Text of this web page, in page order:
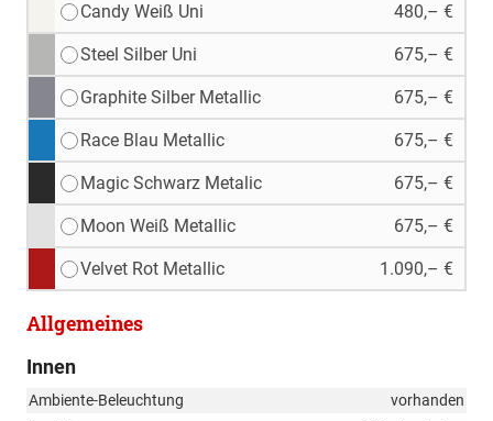
Candy Weiß Uni 480,– €
Steel Silber Uni 675,– €
Graphite Silber Metallic 675,– €
Race Blau Metallic 675,– €
Magic Schwarz Metalic 675,– €
Moon Weiß Metallic 675,– €
Velvet Rot Metallic 1.090,– €
Allgemeines
Innen
Ambiente-Beleuchtung
vorhanden